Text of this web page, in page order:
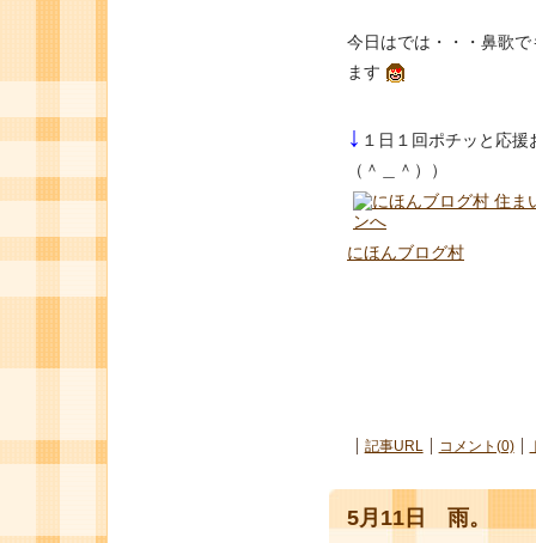
今日はでは・・・鼻歌
ます
↓ １日１回ポチッと応
（＾＿＾））
にほんブログ村
記事URL コメント(0)
5月11日 雨。